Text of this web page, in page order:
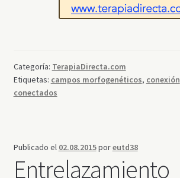
Categoría: TerapiaDirecta.com
Etiquetas: campos morfogenéticos, conexión
conectados
Publicado el 02.08.2015poreutd38
Entrelazamiento